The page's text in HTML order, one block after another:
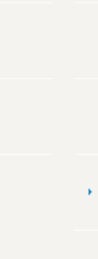
arrow_right